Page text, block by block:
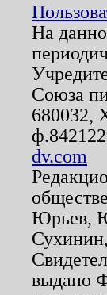
На
Союза
680032,
dv.com
Юрьев,
выдано